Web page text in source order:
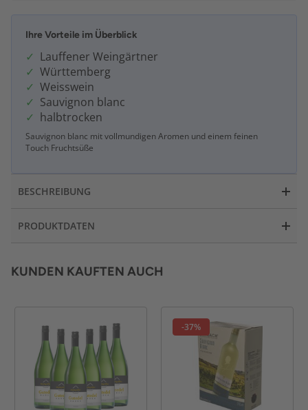
Ihre Vorteile im Überblick
Lauffener Weingärtner
Württemberg
Weisswein
Sauvignon blanc
halbtrocken
Sauvignon blanc mit vollmundigen Aromen und einem feinen
Touch Fruchtsüße
BESCHREIBUNG
PRODUKTDATEN
KUNDEN KAUFTEN AUCH
-37%